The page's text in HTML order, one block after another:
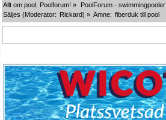
Allt om pool, Poolforum! » PoolForum - swimmingpooler
Säljes (Moderator: Rickard) » Ämne: fiberduk till pool